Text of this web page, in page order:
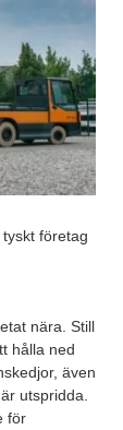
företag
nära. Still
hålla ned
även
utspridda.
för